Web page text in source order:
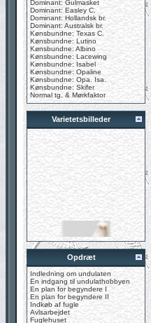
Dominant: Gulmasket
Dominant: Easley C.
Dominant: Hollandsk br.
Dominant: Australsk br.
Kønsbundne: Texas C.
Kønsbundne: Lutino
Kønsbundne: Albino
Kønsbundne: Lacewing
Kønsbundne: Isabel
Kønsbundne: Opaline
Kønsbundne: Opa. Isa.
Kønsbundne: Skifer
Normal tg. & Mørkfaktor
Varietetsbilleder
Opdræt
Indledning om undulaten
En indgang til undulathobbyen
En plan for begyndere I
En plan for begyndere II
Indkøb af fugle
Avlsarbejdet
Fuglehuset